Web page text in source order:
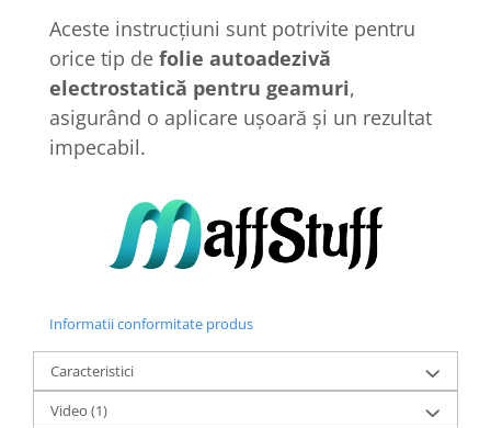
Aceste instrucțiuni sunt potrivite pentru
orice tip de folie autoadezivă
electrostatică pentru geamuri,
asigurând o aplicare ușoară și un rezultat
impecabil.
Informatii conformitate produs
Caracteristici
Video (1)